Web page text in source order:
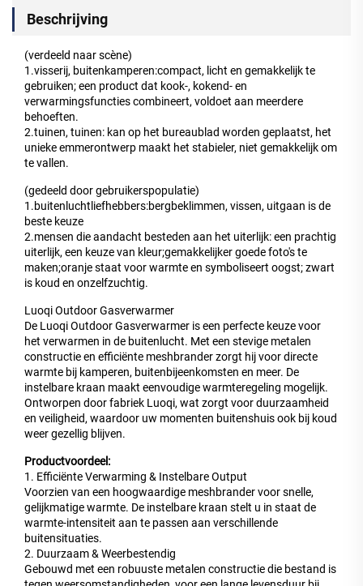
Beschrijving
(verdeeld naar scène)
1.visserij, buitenkamperen:compact, licht en gemakkelijk te
gebruiken; een product dat kook-, kokend- en
verwarmingsfuncties combineert, voldoet aan meerdere
behoeften.
2.tuinen, tuinen: kan op het bureaublad worden geplaatst, het
unieke emmerontwerp maakt het stabieler, niet gemakkelijk om
te vallen.
(gedeeld door gebruikerspopulatie)
1.buitenluchtliefhebbers:bergbeklimmen, vissen, uitgaan is de
beste keuze
2.mensen die aandacht besteden aan het uiterlijk: een prachtig
uiterlijk, een keuze van kleur;gemakkelijker goede foto's te
maken;oranje staat voor warmte en symboliseert oogst; zwart
is koud en onzelfzuchtig.
Luoqi Outdoor Gasverwarmer
De Luoqi Outdoor Gasverwarmer is een perfecte keuze voor
het verwarmen in de buitenlucht. Met een stevige metalen
constructie en efficiënte meshbrander zorgt hij voor directe
warmte bij kamperen, buitenbijeenkomsten en meer. De
instelbare kraan maakt eenvoudige warmteregeling mogelijk.
Ontworpen door fabriek Luoqi, wat zorgt voor duurzaamheid
en veiligheid, waardoor uw momenten buitenshuis ook bij koud
weer gezellig blijven.
Productvoordeel:
1. Efficiënte Verwarming & Instelbare Output
Voorzien van een hoogwaardige meshbrander voor snelle,
gelijkmatige warmte. De instelbare kraan stelt u in staat de
warmte-intensiteit aan te passen aan verschillende
buitensituaties.
2. Duurzaam & Weerbestendig
Gebouwd met een robuuste metalen constructie die bestand is